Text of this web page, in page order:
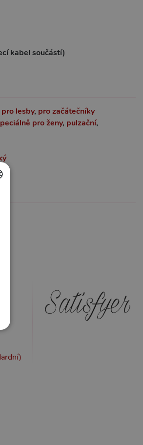
kabel součástí)
pro lesby, pro začátečníky
pro ženy, pulzační,